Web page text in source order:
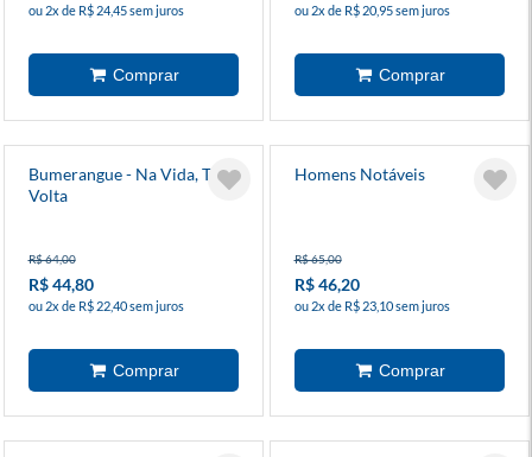
ou 2x de R$ 24,45 sem juros ou 2x de R$ 20,95 sem juros
Bumerangue - Na Vida, Tudo
Volta
R$ 64,00
R$ 44,80
ou 2x de R$ 22,40 sem juros
Homens Notáveis
R$ 65,00
R$ 46,20
ou 2x de R$ 23,10 sem juros